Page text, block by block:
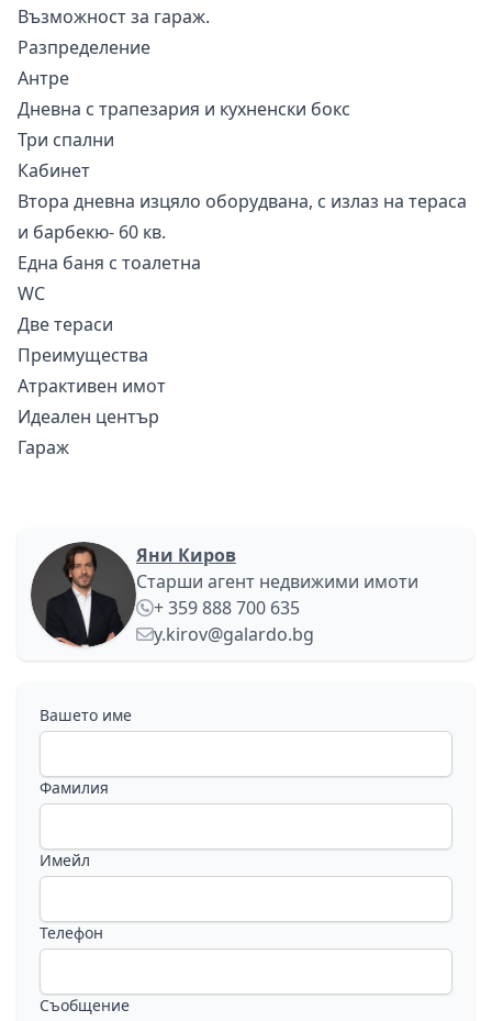
Възможност за гараж.
Разпределение
Антре
Дневна с трапезария и кухненски бокс
Три спални
Кабинет
Втора дневна изцяло оборудвана, с излаз на тераса
и барбекю- 60 кв.
Една баня с тоалетна
WC
Две тераси
Преимущества
Атрактивен имот
Идеален център
Гараж
Яни Киров
Старши агент недвижими имоти
+ 359 888 700 635
y.kirov@galardo.bg
Вашето име
Фамилия
Имейл
Телефон
Съобщение